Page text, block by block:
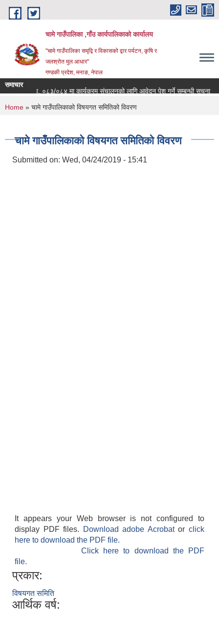
Skip to main content
चामे गाउँपालिका ,गाँउ कार्यपालिकाको कार्यालय
"चामे गाउँपालिका समृद्वि र विकासको द्वार पर्यटन, कृषि र
जलश्रोत मुल आधार"
गण्डकी प्रदेश, मनाङ, नेपाल
समाचार
आ.व. ०८३/०८४ मा कार्यक्रम संचालनको लागि आवेदन पेश गर्ने सम्बन्धी सूचना
You are here
Home » चामे गाउँपालिकाको विषयगत समितिको विवरण
चामे गाउँपालिकाको विषयगत समितिको विवरण
Submitted on: Wed, 04/24/2019 - 15:41
It appears your Web browser is not configured to
display PDF files.
Download adobe Acrobatorclick
here to download the PDF file.
Click here to download the PDF
file.
प्रकार:
विषयगत समिति
आर्थिक वर्ष: